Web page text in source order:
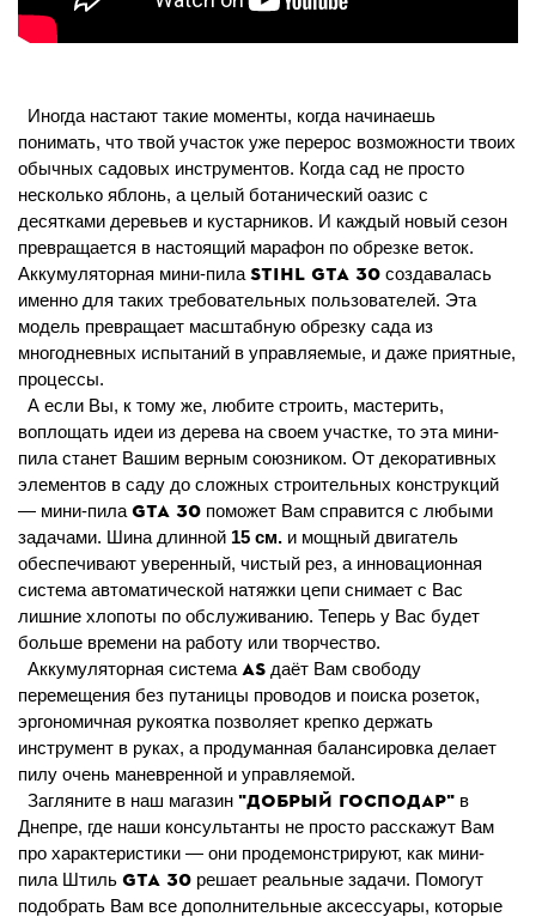
Иногда настают такие моменты, когда начинаешь
понимать, что твой участок уже перерос возможности твоих
обычных садовых инструментов. Когда сад не просто
несколько яблонь, а целый ботанический оазис с
десятками деревьев и кустарников. И каждый новый сезон
превращается в настоящий марафон по обрезке веток.
Аккумуляторная мини-пила STIHL GTA 30 создавалась
именно для таких требовательных пользователей. Эта
модель превращает масштабную обрезку сада из
многодневных испытаний в управляемые, и даже приятные,
процессы.
А если Вы, к тому же, любите строить, мастерить,
воплощать идеи из дерева на своем участке, то эта мини-
пила станет Вашим верным союзником. От декоративных
элементов в саду до сложных строительных конструкций
— мини-пила GTA 30 поможет Вам справится с любыми
задачами. Шина длинной 15 см. и мощный двигатель
обеспечивают уверенный, чистый рез, а инновационная
система автоматической натяжки цепи снимает с Вас
лишние хлопоты по обслуживанию. Теперь у Вас будет
больше времени на работу или творчество.
Аккумуляторная система AS даёт Вам свободу
перемещения без путаницы проводов и поиска розеток,
эргономичная рукоятка позволяет крепко держать
инструмент в руках, а продуманная балансировка делает
пилу очень маневренной и управляемой.
Загляните в наш магазин "Добрый Господар" в
Днепре, где наши консультанты не просто расскажут Вам
про характеристики — они продемонстрируют, как мини-
пила Штиль GTA 30 решает реальные задачи. Помогут
подобрать Вам все дополнительные аксессуары, которые